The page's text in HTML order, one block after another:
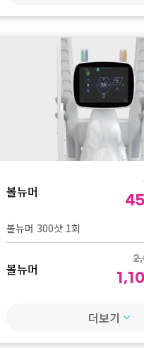
1cc + 리쥬란 HB 1cc + 입꼬리
이달의 단독이벤트
원데이 모공 리셋 패키지 (모공 포
보톡스 1cc + 쥬베룩 2cc)
이달의 단독이벤트
모공 듀얼케어 3회 (쥬베룩 2cc
이달의 단독이벤트
원데이 퀵 리프팅 패키지 (온다
볼뉴머
볼뉴머 300샷 1회
볼뉴머
더보기